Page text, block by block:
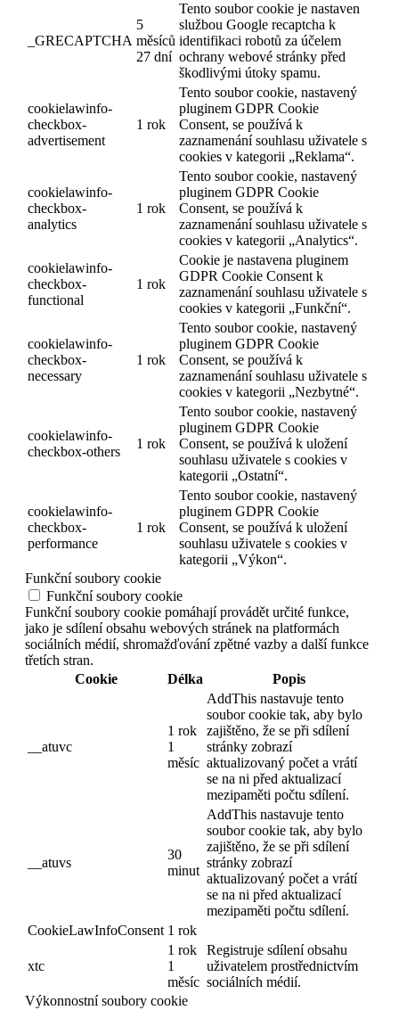
_GRECAPTCHA
5
měsíců
27 dní
Tento soubor cookie je nastaven
službou Google recaptcha k
identifikaci robotů za účelem
ochrany webové stránky před
škodlivými útoky spamu.
cookielawinfo-
checkbox-
advertisement
1 rok
Tento soubor cookie, nastavený
pluginem GDPR Cookie
Consent, se používá k
zaznamenání souhlasu uživatele s
cookies v kategorii „Reklama“.
cookielawinfo-
checkbox-
analytics
1 rok
Tento soubor cookie, nastavený
pluginem GDPR Cookie
Consent, se používá k
zaznamenání souhlasu uživatele s
cookies v kategorii „Analytics“.
cookielawinfo-
checkbox-
functional
1 rok
Cookie je nastavena pluginem
GDPR Cookie Consent k
zaznamenání souhlasu uživatele s
cookies v kategorii „Funkční“.
cookielawinfo-
checkbox-
necessary
1 rok
Tento soubor cookie, nastavený
pluginem GDPR Cookie
Consent, se používá k
zaznamenání souhlasu uživatele s
cookies v kategorii „Nezbytné“.
cookielawinfo-
checkbox-others
1 rok
Tento soubor cookie, nastavený
pluginem GDPR Cookie
Consent, se používá k uložení
souhlasu uživatele s cookies v
kategorii „Ostatní“.
cookielawinfo-
checkbox-
performance
1 rok
Tento soubor cookie, nastavený
pluginem GDPR Cookie
Consent, se používá k uložení
souhlasu uživatele s cookies v
kategorii „Výkon“.
Funkční soubory cookie
Funkční soubory cookie
Funkční soubory cookie pomáhají provádět určité funkce,
jako je sdílení obsahu webových stránek na platformách
sociálních médií, shromažďování zpětné vazby a další funkce
třetích stran.
Cookie
Délka Popis
__atuvc
1 rok
1
měsíc
AddThis nastavuje tento
soubor cookie tak, aby bylo
zajištěno, že se při sdílení
stránky zobrazí
aktualizovaný počet a vrátí
se na ni před aktualizací
mezipaměti počtu sdílení.
__atuvs
30
minut
AddThis nastavuje tento
soubor cookie tak, aby bylo
zajištěno, že se při sdílení
stránky zobrazí
aktualizovaný počet a vrátí
se na ni před aktualizací
mezipaměti počtu sdílení.
CookieLawInfoConsent 1 rok
xtc
1 rok
1
měsíc
Registruje sdílení obsahu
uživatelem prostřednictvím
sociálních médií.
Výkonnostní soubory cookie